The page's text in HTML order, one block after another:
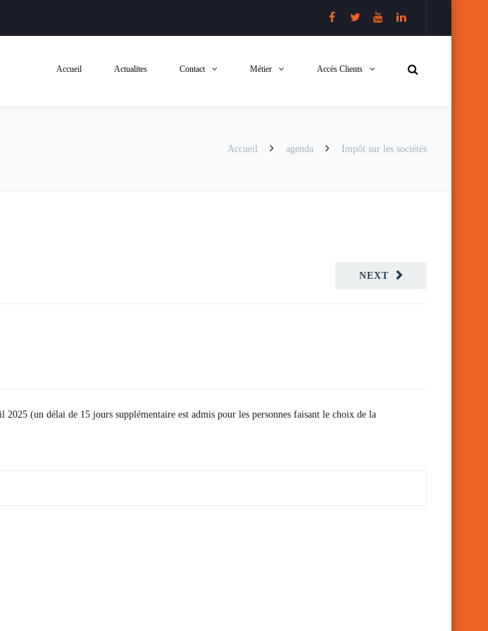
Accueil Actualites Contact Métier Accès Clients
Accueil agenda Impôt sur les sociétés
NEXT
(un délai de 15 jours supplémentaire est admis pour les personnes faisant le choix de la